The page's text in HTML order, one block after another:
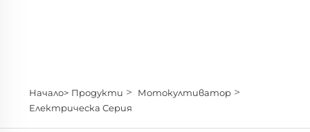
Начало> Продукти > Мотокултиватор>
Електрическа Серия